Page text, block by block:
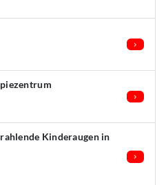
Kinderaugen in